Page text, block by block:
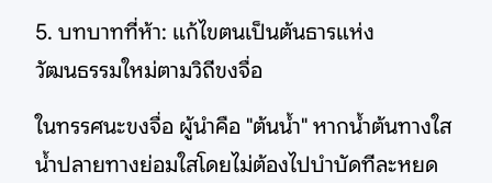
5. บทบาทที่ห้า: แก้ไขตนเป็นต้นธารแห่ง
วัฒนธรรมใหม่ตามวิถีขงจื่อ
ในทรรศนะขงจื่อ ผู้นำคือ "ต้นน้ำ" หากน้ำต้นทางใส
น้ำปลายทางย่อมใสโดยไม่ต้องไปบำบัดทีละหยด